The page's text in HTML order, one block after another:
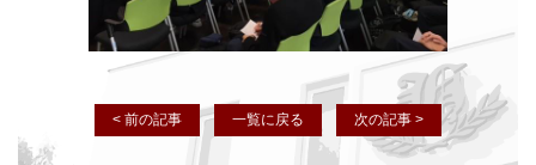
< 前の記事 一覧に戻る 次の記事 >